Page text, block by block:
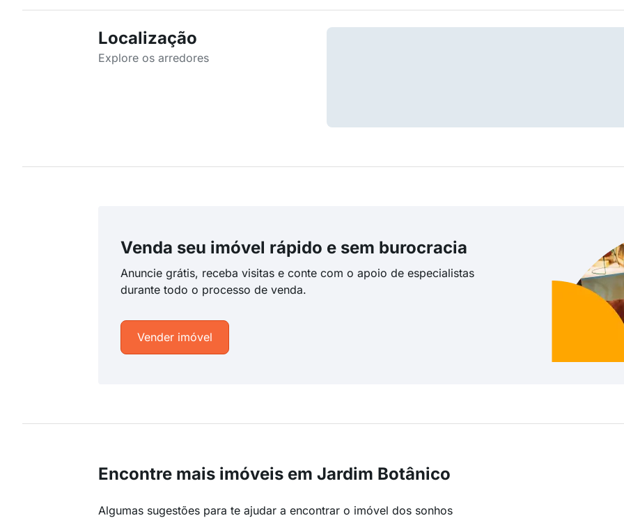
Localização
Explore os arredores
Venda seu imóvel rápido e sem burocracia
Anuncie grátis, receba visitas e conte com o apoio de especialistas
durante todo o processo de venda.
Vender imóvel
Encontre mais imóveis em Jardim Botânico
Algumas sugestões para te ajudar a encontrar o imóvel dos sonhos